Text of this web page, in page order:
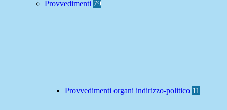
Provvedimenti 79
Provvedimenti organi indirizzo-politico 11